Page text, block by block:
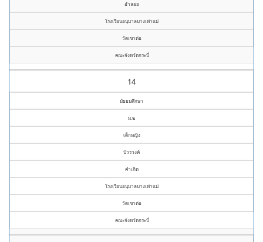
อำลอย
โรงเรียนอนุบาลบางเท่าแม่
วัดเขาต่อ
คณะจังหวัดกระบี่
14
มัธยมศึกษา
ม.๒
เด็กหญิง
บัวรวงค์
คำเกิด
โรงเรียนอนุบาลบางเท่าแม่
วัดเขาต่อ
คณะจังหวัดกระบี่